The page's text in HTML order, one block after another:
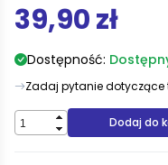
39,90 zł
Dostępność:
Zadaj pytanie dotyczące
Dodaj do